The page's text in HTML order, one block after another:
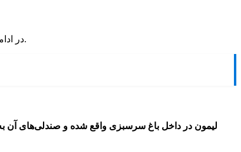
در ادامه با معروف‌ترین و محبوب‌ترین رستوران‌های بدروم آشنا می‌شوید که طعمی به‌یادماندنی از سفر به سواحل زیبای این شهر برایتان به جا می‌گذارند.
لیمون در داخل باغ سرسبزی واقع شده و صندلی‌های